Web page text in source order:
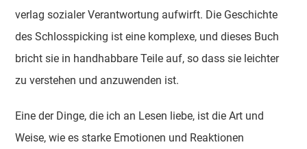
verlag sozialer Verantwortung aufwirft. Die Geschichte
des Schlosspicking ist eine komplexe, und dieses Buch
bricht sie in handhabbare Teile auf, so dass sie leichter
zu verstehen und anzuwenden ist.
Eine der Dinge, die ich an Lesen liebe, ist die Art und
Weise, wie es starke Emotionen und Reaktionen